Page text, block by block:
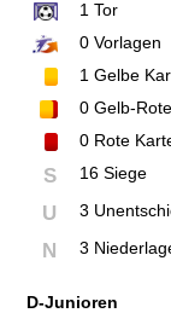
1 Tor
0 Vorlagen
1 Gelbe
0 Gelb-
0 Rote
S 16 Siege
U 3
N 3
D-Junioren